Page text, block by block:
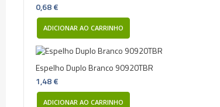
0,68 €
ADICIONAR AO CARRINHO
Espelho Duplo Branco 90920TBR
1,48 €
ADICIONAR AO CARRINHO